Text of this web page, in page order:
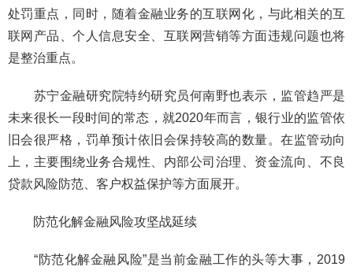
处罚重点，同时，随着金融业务的互联网化，与此相关的互
联网产品、个人信息安全、互联网营销等方面违规问题也将
是整治重点。
苏宁金融研究院特约研究员何南野也表示，监管趋严是
未来很长一段时间的常态，就2020年而言，银行业的监管依
旧会很严格，罚单预计依旧会保持较高的数量。在监管动向
上，主要围绕业务合规性、内部公司治理、资金流向、不良
贷款风险防范、客户权益保护等方面展开。
防范化解金融风险攻坚战延续
“防范化解金融风险”是当前金融工作的头等大事，2019